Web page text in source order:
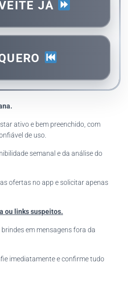
JÁ
ativo e bem preenchido, com
de uso.
semanal e da análise do
ofertas no app e solicitar apenas
ou links suspeitos.
em mensagens fora da
imediatamente e confirme tudo